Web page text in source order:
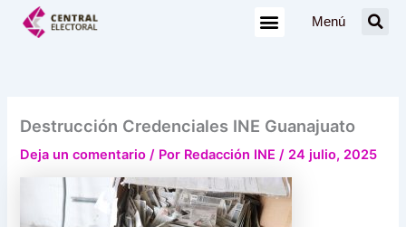
Menú
Destrucción Credenciales INE Guanajuato
Deja un comentario / Por Redacción INE/ 24 julio, 2025